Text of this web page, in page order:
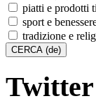
piatti e prodotti
sport e
tradizione e
Twitter